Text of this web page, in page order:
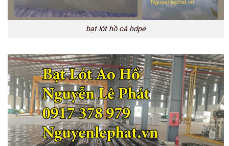
bạt lót hồ cá hdpe